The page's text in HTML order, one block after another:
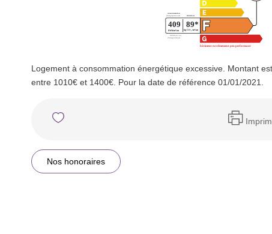
Logement à consommation énergétique excessive. Montant
entre 1010€ et 1400€. Pour la date de référence 01/01/2021.
Nos honoraires